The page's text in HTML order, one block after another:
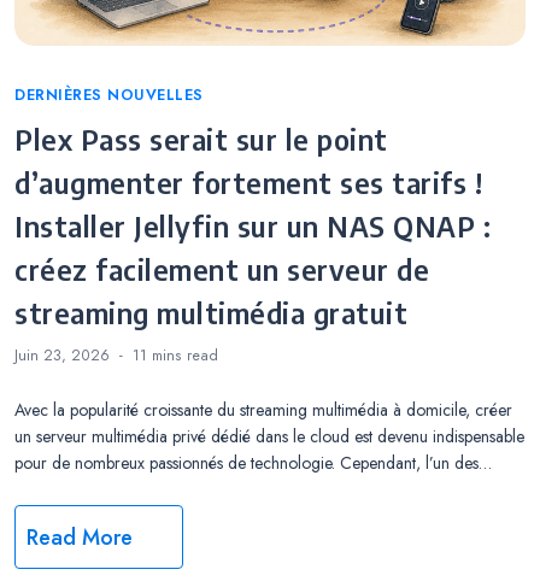
Categories
DERNIÈRES NOUVELLES
Plex Pass serait sur le point
d’augmenter fortement ses tarifs !
Installer Jellyfin sur un NAS QNAP :
créez facilement un serveur de
streaming multimédia gratuit
Juin 23, 2026 11 mins read
Avec la popularité croissante du streaming multimédia à domicile, créer
un serveur multimédia privé dédié dans le cloud est devenu indispensable
pour de nombreux passionnés de technologie. Cependant, l’un des…
Read More